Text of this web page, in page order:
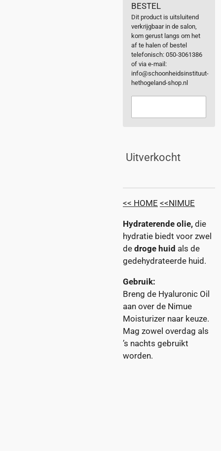
BESTEL
Dit product is uitsluitend
verkrijgbaar in de salon,
kom gerust langs om het
af te halen of bestel
telefonisch: 050-3061386
of via e-mail:
info@schoonheidsinstituut-
hethogeland-shop.nl
Uitverkocht
<< HOME <<NIMUE
Hydraterende olie, die
hydratie biedt voor zwel
de droge huid als de
gedehydrateerde huid.
Gebruik:
Breng de Hyaluronic Oil
aan over de Nimue
Moisturizer naar keuze.
Mag zowel overdag als
’s nachts gebruikt
worden.